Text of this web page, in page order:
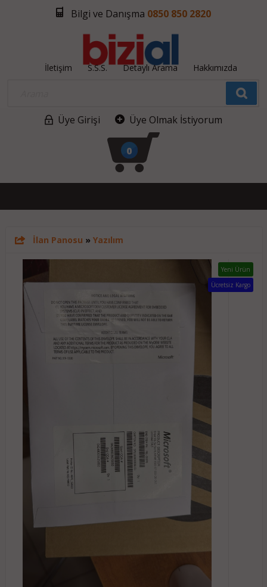
Bilgi ve Danışma 0850 850 2820
İletişim S.S.S. Detaylı Arama Hakkımızda
Üye Girişi Üye Olmak İstiyorum
0
İlan Panosu » Yazılım
Yeni Ürün
Ücretsiz Kargo